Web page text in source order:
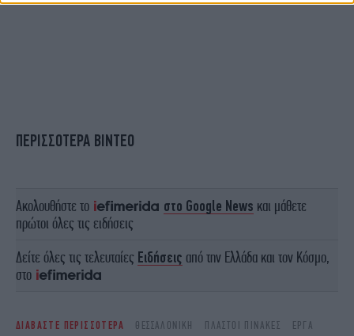
ΠΕΡΙΣΣΟΤΕΡΑ ΒΙΝΤΕΟ
Ακολουθήστε το στο Google News και μάθετε
πρώτοι όλες τις ειδήσεις
Δείτε όλες τις τελευταίες Ειδήσεις από την Ελλάδα και τον Κόσμο,
στο
ΔΙΑΒΑΣΤΕ ΠΕΡΙΣΣΟΤΕΡΑ ΘΕΣΣΑΛΟΝΊΚΗ ΠΛΑΣΤΟΊ ΠΊΝΑΚΕΣ
ΈΡΓΑ